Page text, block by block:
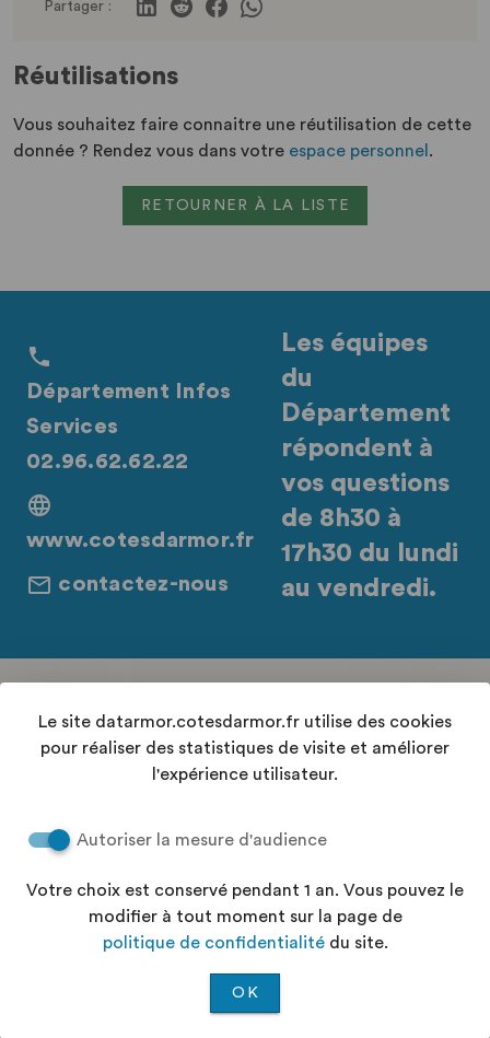
Partager :
Réutilisations
Vous souhaitez faire connaitre une réutilisation de cette
donnée ? Rendez vous dans votre espace personnel .
RETOURNER À LA LISTE
Département Infos
Services
02.96.62.62.22
www.cotesdarmor.fr
contactez-nous
Les équipes
du
Département
répondent à
vos questions
de 8h30 à
17h30 du lundi
au vendredi.
Conditions Générales d'Utilisation
Aide
Politique de confidentialité
Plan du site
Le site datarmor.cotesdarmor.fr utilise des cookies
pour réaliser des statistiques de visite et améliorer
l'expérience utilisateur.
Autoriser la mesure d'audience
Votre choix est conservé pendant 1 an. Vous pouvez le
modifier à tout moment sur la page de
politique de confidentialitédu site.
OK